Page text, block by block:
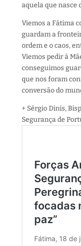
aquela que nasce
Viemos a Fátima
guardam a
ordem e o caos,
Viemos pedir à
conseguimos
que nos foram
conversão do
+ Sérgio Dinis,
Segurança de